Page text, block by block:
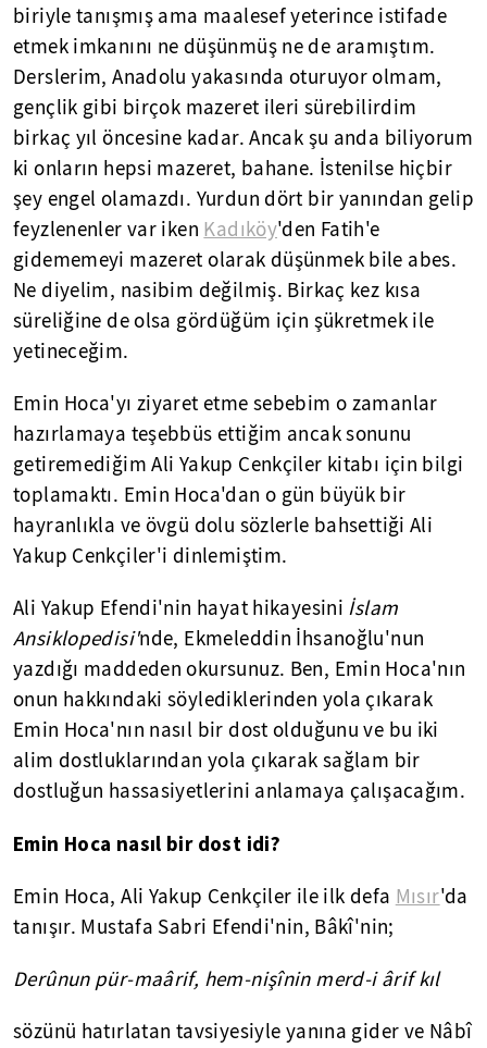
biriyle tanışmış ama maalesef yeterince istifade
etmek imkanını ne düşünmüş ne de aramıştım.
Derslerim, Anadolu yakasında oturuyor olmam,
gençlik gibi birçok mazeret ileri sürebilirdim
birkaç yıl öncesine kadar. Ancak şu anda biliyorum
ki onların hepsi mazeret, bahane. İstenilse hiçbir
şey engel olamazdı. Yurdun dört bir yanından gelip
feyzlenenler var iken Kadıköy'den Fatih'e
gidememeyi mazeret olarak düşünmek bile abes.
Ne diyelim, nasibim değilmiş. Birkaç kez kısa
süreliğine de olsa gördüğüm için şükretmek ile
yetineceğim.
Emin Hoca'yı ziyaret etme sebebim o zamanlar
hazırlamaya teşebbüs ettiğim ancak sonunu
getiremediğim Ali Yakup Cenkçiler kitabı için bilgi
toplamaktı. Emin Hoca'dan o gün büyük bir
hayranlıkla ve övgü dolu sözlerle bahsettiği Ali
Yakup Cenkçiler'i dinlemiştim.
Ali Yakup Efendi'nin hayat hikayesini İslam
Ansiklopedisi'nde, Ekmeleddin İhsanoğlu'nun
yazdığı maddeden okursunuz. Ben, Emin Hoca'nın
onun hakkındaki söylediklerinden yola çıkarak
Emin Hoca'nın nasıl bir dost olduğunu ve bu iki
alim dostluklarından yola çıkarak sağlam bir
dostluğun hassasiyetlerini anlamaya çalışacağım.
Emin Hoca nasıl bir dost idi?
Emin Hoca, Ali Yakup Cenkçiler ile ilk defa Mısır'da
tanışır. Mustafa Sabri Efendi'nin, Bâkî'nin;
Derûnun pür-maârif, hem-nişînin merd-i ârif kıl
sözünü hatırlatan tavsiyesiyle yanına gider ve Nâbî